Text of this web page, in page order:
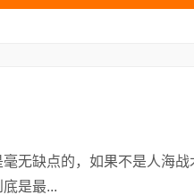
缺点的，如果不是人海战
是最...